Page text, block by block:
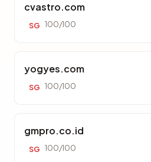
cvastro.com
SG 100/100
yogyes.com
SG 100/100
gmpro.co.id
SG 100/100